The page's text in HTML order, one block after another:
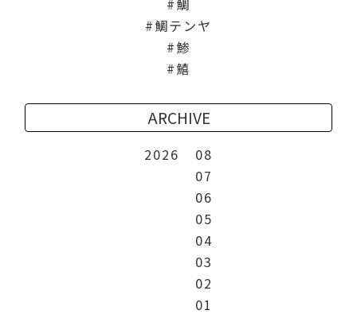
鯛
鯛テンヤ
鯵
鱚
ARCHIVE
2026
08
07
06
05
04
03
02
01